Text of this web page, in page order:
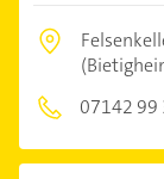
07142 99